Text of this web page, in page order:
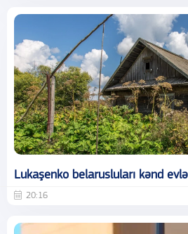
Lukaşenko belarusluları kənd
20:16